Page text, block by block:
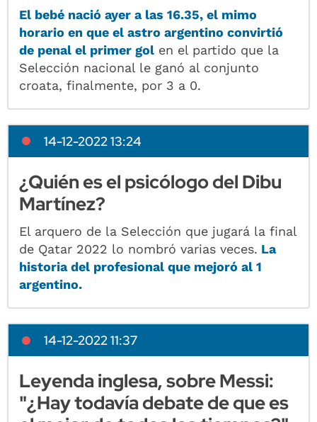
El bebé nació ayer a las 16.35, el mimo
horario en que el astro argentino convirtió
de penal el primer gol en el partido que la
Selección nacional le ganó al conjunto
croata, finalmente, por 3 a 0.
14-12-2022 13:24
¿Quién es el psicólogo del Dibu
Martínez?
El arquero de la Selección que jugará la final
de Qatar 2022 lo nombró varias veces. La
historia del profesional que mejoró al 1
argentino.
14-12-2022 11:37
Leyenda inglesa, sobre Messi:
"¿Hay todavía debate de que es